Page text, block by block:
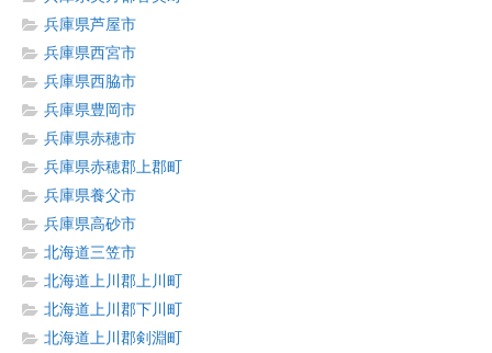
兵庫県芦屋市
兵庫県西宮市
兵庫県西脇市
兵庫県豊岡市
兵庫県赤穂市
兵庫県赤穂郡上郡町
兵庫県養父市
兵庫県高砂市
北海道三笠市
北海道上川郡上川町
北海道上川郡下川町
北海道上川郡剣淵町